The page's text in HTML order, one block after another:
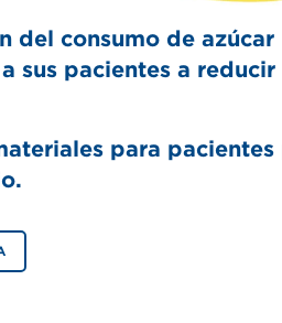
ácido málico,
Sucralosa, acesulfamo
natural, calcio,
del consumo de azúcar
sus pacientes a reducir
para pacientes
Splenda test kitchen.